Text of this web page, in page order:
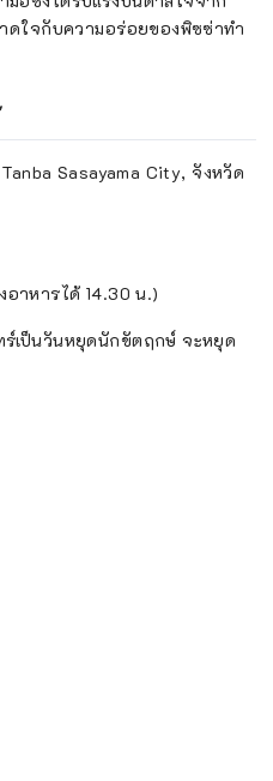
ดใจกับความอร่อยของพิซซ่าทำ
Sasayama City, จังหวัด
อาหารได้ 14.30 น.)
เป็นวันหยุดนักขัตฤกษ์ จะหยุด